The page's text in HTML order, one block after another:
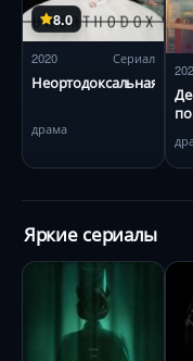
8.0
2020 Сериал
Неортодоксальная
драма
Яркие сериалы